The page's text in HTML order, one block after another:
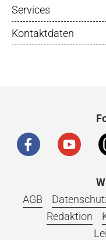
Services
Kontaktdaten
AGB
Redaktion